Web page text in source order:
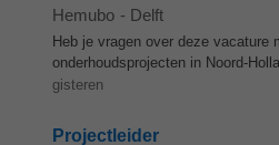
Hemubo - Delft
Heb je vragen over deze vacature
onderhoudsprojecten in Noord-
gisteren
Projectleider